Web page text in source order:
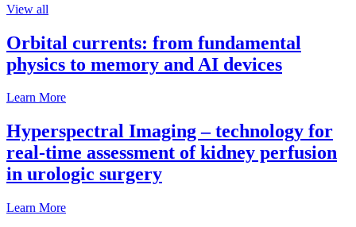
View all
Orbital currents: from fundamental
physics to memory and AI devices
Learn More
Hyperspectral Imaging – technology for
real-time assessment of kidney perfusion
in urologic surgery
Learn More